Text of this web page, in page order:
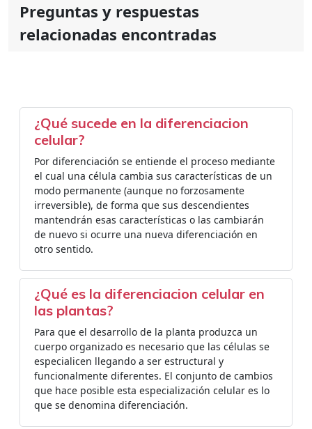
Preguntas y respuestas
relacionadas encontradas
¿Qué sucede en la diferenciacion
celular?
Por diferenciación se entiende el proceso mediante
el cual una célula cambia sus características de un
modo permanente (aunque no forzosamente
irreversible), de forma que sus descendientes
mantendrán esas características o las cambiarán
de nuevo si ocurre una nueva diferenciación en
otro sentido.
¿Qué es la diferenciacion celular en
las plantas?
Para que el desarrollo de la planta produzca un
cuerpo organizado es necesario que las células se
especialicen llegando a ser estructural y
funcionalmente diferentes. El conjunto de cambios
que hace posible esta especialización celular es lo
que se denomina diferenciación.